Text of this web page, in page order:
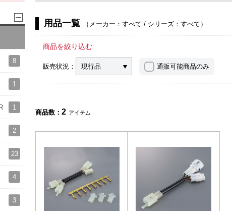
用品一覧 （ メーカー：すべて / シリーズ：すべて ）
商品を絞り込む
販売状況： 現行品 通販可能商品のみ
商品数：2 アイテム
8
1
1
2
23
4
3